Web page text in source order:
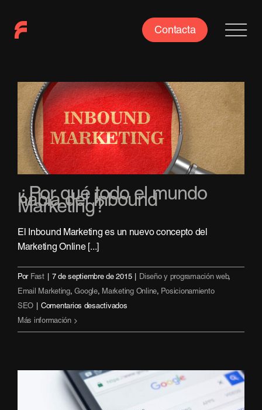
contenido
Contacta
¿Por qué todo el mundo
habla del Inbound
Marketing?
El Inbound Marketing es un nuevo concepto del
Marketing Online [...]
Por Fast 7 de septiembre de 2015 Diseño y programación web,
Email Marketing,Google, Marketing Online, Posicionamiento
SEO Comentarios desactivadosen
mundo
Más información